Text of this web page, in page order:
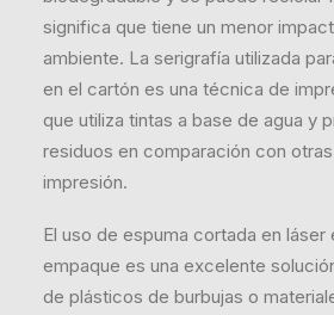
significa que tiene un menor
ambiente. La serigrafía utilizada
en el cartón es una técnica de
que utiliza tintas a base de agua y
residuos en comparación con
impresión.
El uso de espuma cortada en láser
empaque es una excelente
de plásticos de burbujas o